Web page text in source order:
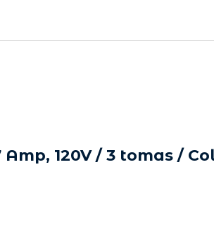
120V / 3 tomas /